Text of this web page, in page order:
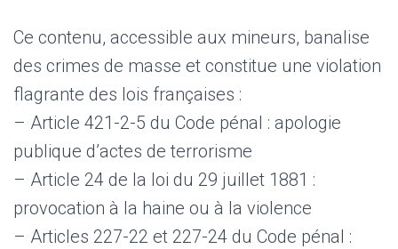
Ce contenu, accessible aux mineurs, banalise
des crimes de masse et constitue une violation
flagrante des lois françaises :
– Article 421-2-5 du Code pénal : apologie
publique d’actes de terrorisme
– Article 24 de la loi du 29 juillet 1881 :
provocation à la haine ou à la violence
– Articles 227-22 et 227-24 du Code pénal :